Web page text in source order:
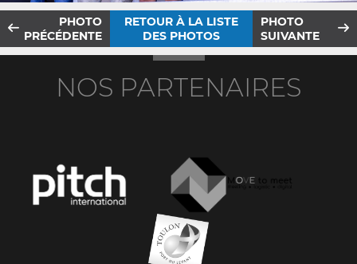
PHOTO
PRÉCÉDENTE
RETOUR À LA LISTE
DES PHOTOS
PHOTO
SUIVANTE
NOS PARTENAIRES